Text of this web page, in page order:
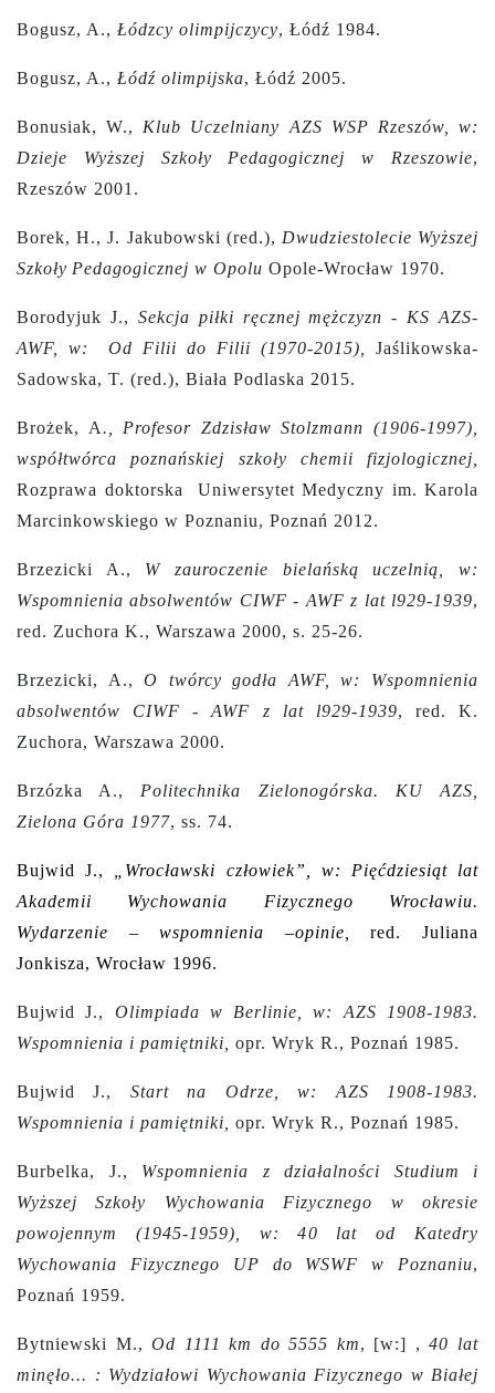
Bogusz, A., Łódzcy olimpijczycy, Łódź 1984.
Bogusz, A., Łódź olimpijska, Łódź 2005.
Bonusiak, W., Klub Uczelniany AZS WSP Rzeszów, w:
Dzieje Wyższej Szkoły Pedagogicznej w Rzeszowie,
Rzeszów 2001.
Borek, H., J. Jakubowski (red.), Dwudziestolecie Wyższej
Szkoły Pedagogicznej w Opolu Opole-Wrocław 1970.
Borodyjuk J., Sekcja piłki ręcznej mężczyzn - KS AZS-
AWF, w: Od Filii do Filii (1970-2015),
Jaślikowska-
Sadowska, T. (red.), Biała Podlaska 2015.
Brożek, A., Profesor Zdzisław Stolzmann (1906-1997),
współtwórca poznańskiej szkoły chemii fizjologicznej,
Rozprawa doktorska Uniwersytet Medyczny im. Karola
Marcinkowskiego w Poznaniu, Poznań 2012.
Brzezicki A., W zauroczenie bielańską uczelnią, w:
Wspomnienia absolwentów CIWF - AWF z lat l929-1939,
red. Zuchora K., Warszawa 2000, s. 25-26.
Brzezicki, A.,O twórcy godła AWF, w: Wspomnienia
absolwentów CIWF - AWF z lat l929-1939, red. K.
Zuchora, Warszawa 2000.
Brzózka A., Politechnika Zielonogórska. KU AZS,
Zielona Góra 1977, ss. 74.
Bujwid J.,
„Wrocławski człowiek”, w: Pięćdziesiąt lat
Akademii Wychowania Fizycznego Wrocławiu.
Wydarzenie – wspomnienia –opinie,
red. Juliana
Jonkisza, Wrocław 1996.
Bujwid J., Olimpiada w Berlinie, w: AZS 1908-1983.
Wspomnienia i pamiętniki,
opr. Wryk R., Poznań 1985.
Bujwid J., Start na Odrze, w: AZS 1908-1983.
Wspomnienia i pamiętniki,
opr. Wryk R., Poznań 1985.
Burbelka, J., Wspomnienia z działalności Studium i
Wyższej Szkoły Wychowania Fizycznego w okresie
powojennym (1945-1959), w: 40 lat od Katedry
Wychowania Fizycznego UP do WSWF w Poznaniu,
Poznań 1959.
Bytniewski M.,Od 1111 km do 5555 km, [w:] ,40 lat
minęło... : Wydziałowi Wychowania Fizycznego w Białej